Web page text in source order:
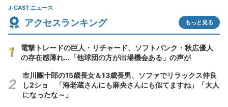
J-CAST ニュース
アクセスランキング もっと見る
電撃トレードの巨人・リチャード、ソフトバンク・秋広優人
の存在感薄れ...「他球団の方が出場機会ある」の声が
市川團十郎の15歳長女＆13歳長男、ソファでリラックス仲良
し2ショ 「海老蔵さんにも麻央さんにも似てますね」「大人
になったな～」